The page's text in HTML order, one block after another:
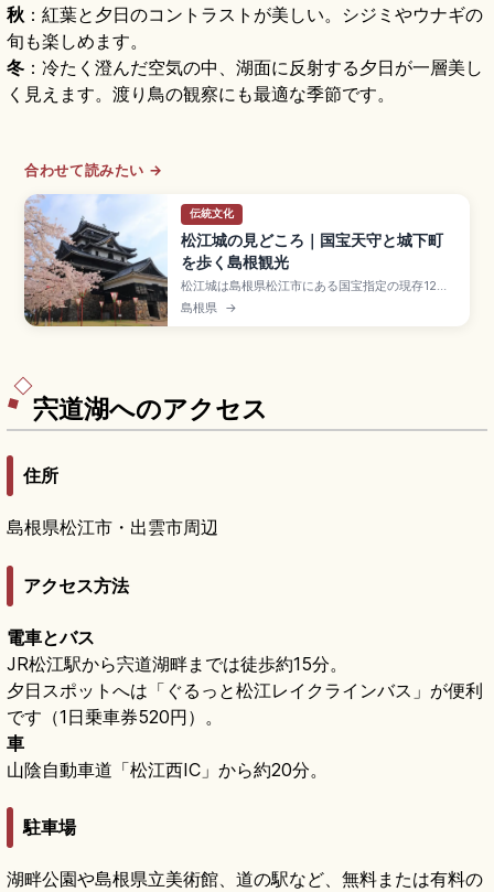
秋 ：紅葉と夕日のコントラストが美しい。シジミやウナギの
旬も楽しめます。
冬 ：冷たく澄んだ空気の中、湖面に反射する夕日が一層美し
く見えます。渡り鳥の観察にも最適な季節です。
合わせて読みたい →
伝統文化
松江城の見どころ｜国宝天守と城下町
を歩く島根観光
松江城は島根県松江市にある国宝指定の現存12天
守のひとつで、堀尾吉晴が1611年に完成させた別
名「千鳥城」。天守は石垣含め約30mの四重五階
島根県 →
宍道湖へのアクセス
住所
島根県松江市・出雲市周辺
アクセス方法
電車とバス
JR松江駅から宍道湖畔までは徒歩約15分。
夕日スポットへは「ぐるっと松江レイクラインバス」が便利
です（1日乗車券520円）。
車
山陰自動車道「松江西IC」から約20分。
駐車場
湖畔公園や島根県立美術館、道の駅など、無料または有料の